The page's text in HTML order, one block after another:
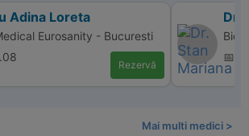
Adina Loreta
Eurosanity - Bucuresti
Rezervă
Dr.
Bio
📅
Mai multi medici >